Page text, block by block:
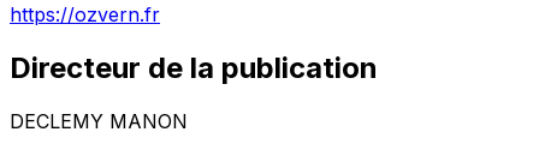
https://ozvern.fr
Directeur de la publication
DECLEMY MANON